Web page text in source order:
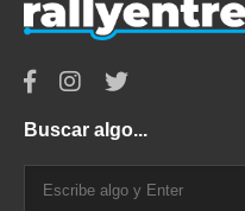
Buscar algo...